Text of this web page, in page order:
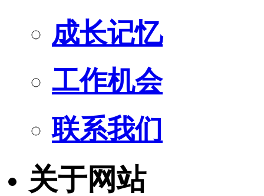
成长记忆
工作机会
联系我们
关于网站